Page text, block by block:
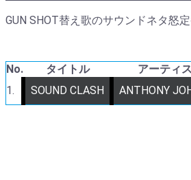
GUN SHOT替え歌のサウンドネタ怒
No. タイトル アーティ
1.
SOUND CLASH ANTHONY